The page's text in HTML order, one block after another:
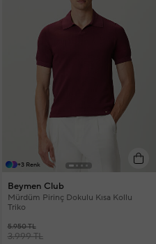
+3 Renk
Beymen Club
Mürdüm Pirinç Dokulu Kısa Kollu
Triko
5.950 TL
3.999 TL